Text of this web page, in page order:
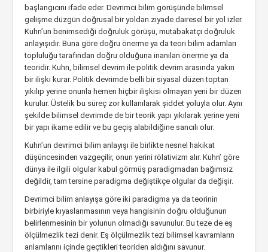
başlangıcını ifade eder. Devrimci bilim görüşünde bilimsel
gelişme düzgün doğrusal bir yoldan ziyade dairesel bir yol izler.
Kuhn’un benimsediği doğruluk görüşü, mutabakatçı doğruluk
anlayışıdır. Buna göre doğru önerme ya da teori bilim adamları
topluluğu tarafından doğru olduğuna inanılan önerme ya da
teoridir. Kuhn, bilimsel devrim ile politik devrim arasında yakın
bir ilişki kurar. Politik devrimde belli bir siyasal düzen toptan
yıkılıp yerine onunla hemen hiçbir ilişkisi olmayan yeni bir düzen
kurulur. Üstelik bu süreç zor kullanılarak şiddet yoluyla olur. Aynı
şekilde bilimsel devrimde de bir teorik yapı yıkılarak yerine yeni
bir yapı ikame edilir ve bu geçiş alabildiğine sancılı olur.
Kuhn’un devrimci bilim anlayışı ile birlikte nesnel hakikat
düşüncesinden vazgeçilir, onun yerini rölativizm alır. Kuhn’ göre
dünya ile ilgili olgular kabul görmüş paradigmadan bağımsız
değildir, tam tersine paradigma değiştikçe olgular da değişir.
Devrimci bilim anlayışa göre iki paradigma ya da teorinin
birbiriyle kıyaslanmasının veya hangisinin doğru olduğunun
belirlenmesinin bir yolunun olmadığı savunulur. Bu teze de eş
ölçülmezlik tezi denir. Eş ölçülmezlik tezi bilimsel kavramların
anlamlarını içinde geçtikleri teoriden aldığını savunur.